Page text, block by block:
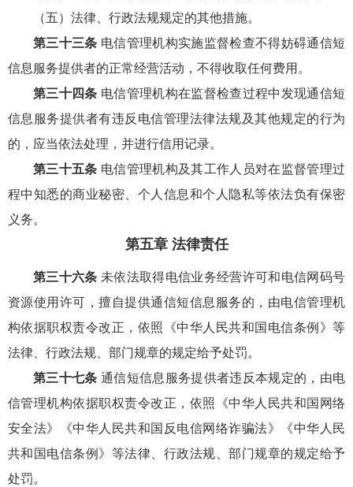
（五）法律、行政法规规定的其他措施。
第三十三条 电信管理机构实施监督检查不得妨碍通信短
信息服务提供者的正常经营活动，不得收取任何费用。
第三十四条 电信管理机构在监督检查过程中发现通信短
信息服务提供者有违反电信管理法律法规及其他规定的行为
的，应当依法处理，并进行信用记录。
第三十五条 电信管理机构及其工作人员对在监督管理过
程中知悉的商业秘密、个人信息和个人隐私等依法负有保密
义务。
第五章 法律责任
第三十六条 未依法取得电信业务经营许可和电信网码号
资源使用许可，擅自提供通信短信息服务的，由电信管理机
构依据职权责令改正，依照《中华人民共和国电信条例》等
法律、行政法规、部门规章的规定给予处罚。
第三十七条 通信短信息服务提供者违反本规定的，由电
信管理机构依据职权责令改正，依照《中华人民共和国网络
安全法》《中华人民共和国反电信网络诈骗法》《中华人民
共和国电信条例》等法律、行政法规、部门规章的规定给予
处罚。